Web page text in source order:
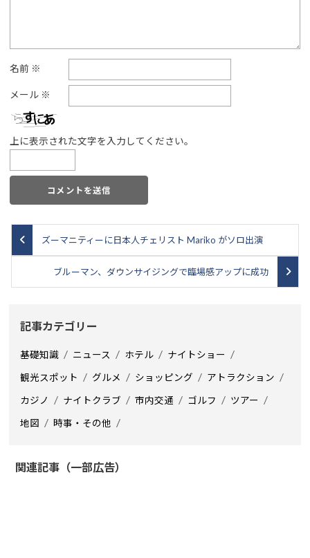
名前 ※
メール ※
上に表示された文字を入力してください。
ズーマニティーに日本人チェリスト Mariko がソロ出演
ブルーマン、ダウンサイジングで臨場感アップに成功
記事カテゴリー
基礎知識 ニュース ホテル ナイトショー
観光スポット グルメ ショッピング アトラクション
カジノ ナイトクラブ 市内交通 ゴルフ ツアー
地図 時事・その他
関連記事（一部広告）